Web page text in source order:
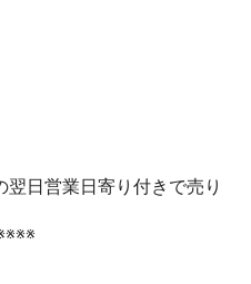
翌日営業日寄り付きで売り